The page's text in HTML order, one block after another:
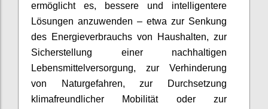
ermöglicht es, bessere und intelligentere
Lösungen anzuwenden – etwa zur Senkung
des Energieverbrauchs von Haushalten, zur
Sicherstellung einer nachhaltigen
Lebensmittelversorgung, zur Verhinderung
von Naturgefahren, zur Durchsetzung
klimafreundlicher Mobilität oder zur